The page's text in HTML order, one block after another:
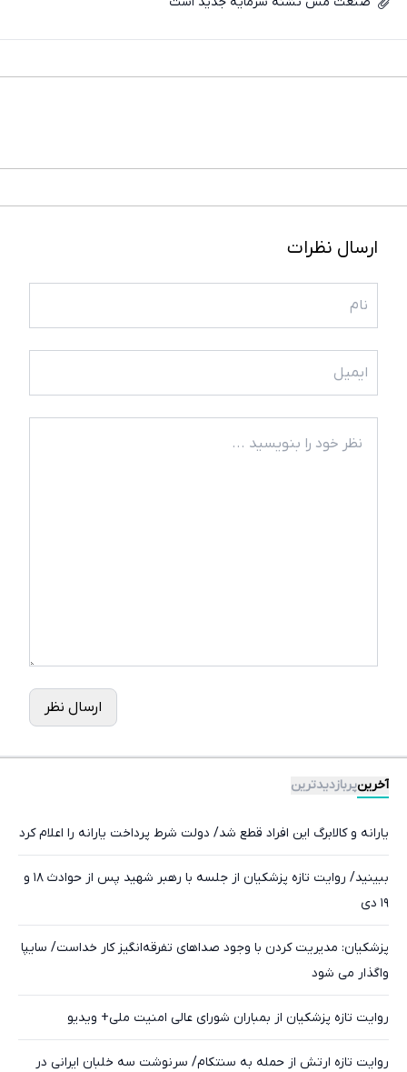
فیسبوک
ایکس
ارسال نظرات
ارسال نظر
آخرینپربازدیدترین
یارانه و کالابرگ این افراد قطع شد/ دولت شرط پرداخت یارانه را اعلام کرد
ببینید/ روایت تازه پزشکیان از جلسه با رهبر شهید پس از حوادث ۱۸ و
۱۹ دی
پزشکیان: مدیریت کردن با وجود صداهای تفرقه‌انگیز کار خداست/ سایپا
واگذار می شود
روایت تازه پزشکیان از بمباران شورای عالی امنیت ملی+ ویدیو
روایت تازه ارتش از حمله به سنتکام/ سرنوشت سه خلبان ایرانی در